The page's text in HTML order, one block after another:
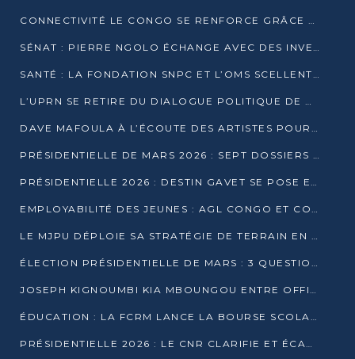
CONNECTIVITÉ LE CONGO SE RENFORCE GRÂCE AU CÂBLE 2AFRICA
SÉNAT : PIERRE NGOLO ÉCHANGE AVEC DES INVESTISSEURS DU NUMÉRIQUE
SANTÉ : LA FONDATION SNPC ET L’OMS SCELLENT UN PARTENARIAT STRATÉGIQUE DE TROIS ANS
L’UPRN SE RETIRE DU DIALOGUE POLITIQUE DE DJAMBALA : TENSIONS DANS LE PRÉ-ÉLECTORAL CONGOLAIS
DAVE MAFOULA À L’ÉCOUTE DES ARTISTES POUR REDÉFINIR SA POLITIQUE CULTURELLE
PRÉSIDENTIELLE DE MARS 2026 : SEPT DOSSIERS DE CANDIDATURE ENREGISTRÉS À LA CLÔTURE DES DÉPÔTS
PRÉSIDENTIELLE 2026 : DESTIN GAVET SE POSE EN CANDIDAT DU « RAS-LE-BOL »
EMPLOYABILITÉ DES JEUNES : AGL CONGO ET CONGO TERMINAL S’ALLIENT À UCAC-ICAM
LE MJPU DÉPLOIE SA STRATÉGIE DE TERRAIN EN FAVEUR DE DSN
ÉLECTION PRÉSIDENTIELLE DE MARS : 3 QUESTIONS À UN EXPERT CONGOLAIS DE LA CYBERSÉCURITÉ
JOSEPH KIGNOUMBI KIA MBOUNGOU ENTRE OFFICIELLEMENT EN COURSE POUR LA PRÉSIDENTIELLE
ÉDUCATION : LA FCRM LANCE LA BOURSE SCOLAIRE FRANCINE-NTOUMI POUR PROMOUVOIR LES FILIÈRES SCIENTIFIQUES
PRÉSIDENTIELLE 2026 : LE CNR CLARIFIE ET ÉCARTE LA CANDIDATURE DU PASTEUR NTUMI